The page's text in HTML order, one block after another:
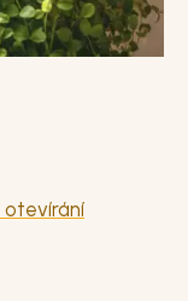
otevírání